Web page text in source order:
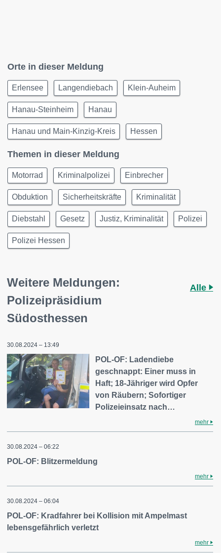
Orte in dieser Meldung
Erlensee Langendiebach Klein-Auheim
Hanau-Steinheim Hanau
Hanau und Main-Kinzig-Kreis Hessen
Themen in dieser Meldung
Motorrad Kriminalpolizei Einbrecher
Obduktion Sicherheitskräfte Kriminalität
Diebstahl Gesetz Justiz, Kriminalität Polizei
Polizei Hessen
Weitere Meldungen:
Polizeipräsidium
Südosthessen
Alle
30.08.2024 – 13:49
POL-OF: Ladendiebe
geschnappt: Einer muss in
Haft; 18-Jähriger wird Opfer
von Räubern; Sofortiger
Polizeieinsatz nach…
mehr
30.08.2024 – 06:22
POL-OF: Blitzermeldung
mehr
30.08.2024 – 06:04
POL-OF: Kradfahrer bei Kollision mit Ampelmast
lebensgefährlich verletzt
mehr